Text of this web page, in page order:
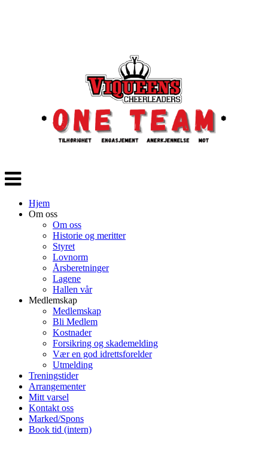
Veksle
navigasjon
Hjem
Om oss
Om oss
Historie og meritter
Styret
Lovnorm
Årsberetninger
Lagene
Hallen vår
Medlemskap
Medlemskap
Bli Medlem
Kostnader
Forsikring og skademelding
Vær en god idrettsforelder
Utmelding
Treningstider
Arrangementer
Mitt varsel
Kontakt oss
Marked/Spons
Book tid (intern)